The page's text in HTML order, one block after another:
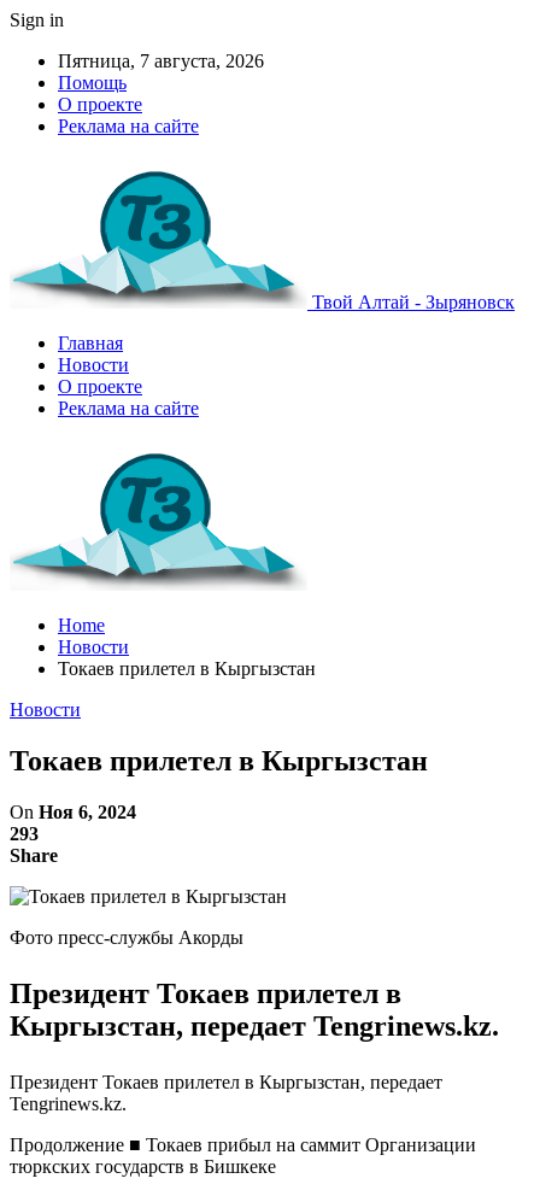
Sign in
Пятница, 7 августа, 2026
Помощь
О проекте
Реклама на сайте
Твой Алтай - Зыряновск
Главная
Новости
О проекте
Реклама на сайте
Home
Новости
Токаев прилетел в Кыргызстан
Новости
Токаев прилетел в Кыргызстан
On Ноя 6, 2024
293
Share
Фото пресс-службы Акорды
Президент Токаев прилетел в
Кыргызстан, передает Tengrinews.kz.
Президент Токаев прилетел в Кыргызстан, передает
Tengrinews.kz.
Продолжение ■ Токаев прибыл на саммит Организации
тюркских государств в Бишкеке